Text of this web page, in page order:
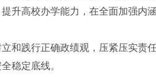
升高校办学能力，在全面加强内
践行正确政绩观，压紧压实责
稳定底线。